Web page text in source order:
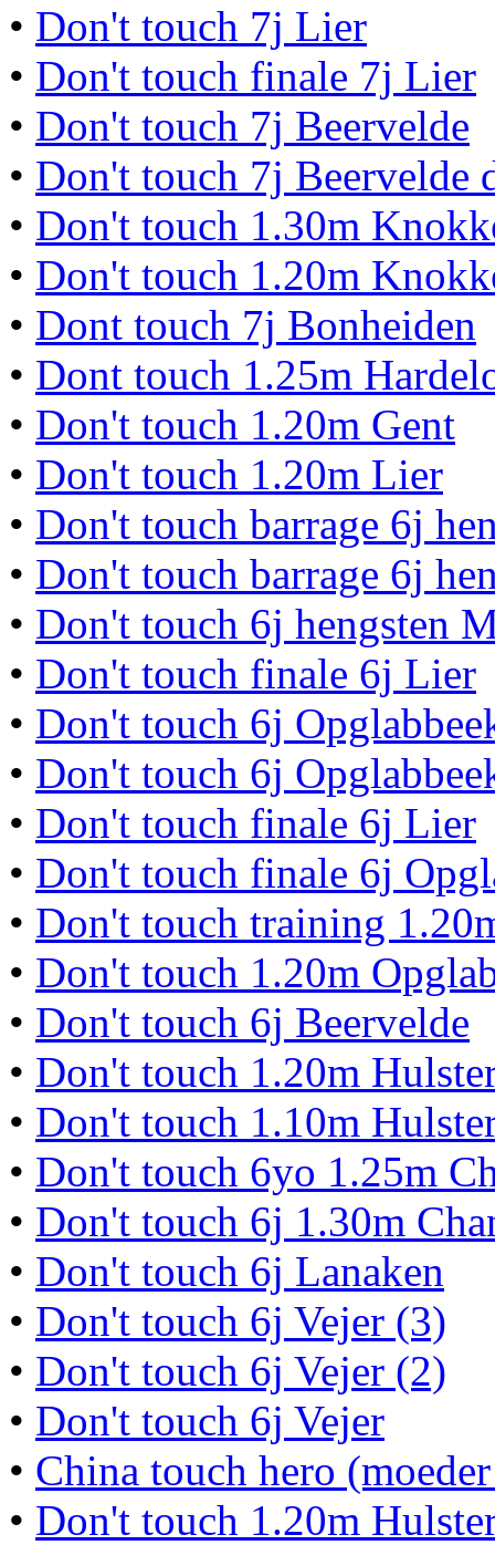
• Don't touch 7j Lier
• Don't touch finale 7j Lier
• Don't touch 7j Beervelde
• Don't touch 7j Beervelde
• Don't touch 1.30m
• Don't touch 1.20m
• Dont touch 7j Bonheiden
• Dont touch 1.25m
• Don't touch 1.20m Gent
• Don't touch 1.20m Lier
• Don't touch barrage 6j
• Don't touch barrage 6j
• Don't touch 6j hengsten
• Don't touch finale 6j Lier
• Don't touch 6j
• Don't touch 6j
• Don't touch finale 6j Lier
• Don't touch finale 6j
• Don't touch training
• Don't touch 1.20m
• Don't touch 6j Beervelde
• Don't touch 1.20m
• Don't touch 1.10m
• Don't touch 6yo 1.25m
• Don't touch 6j 1.30m
• Don't touch 6j Lanaken
• Don't touch 6j Vejer (3)
• Don't touch 6j Vejer (2)
• Don't touch 6j Vejer
• China touch hero
• Don't touch 1.20m